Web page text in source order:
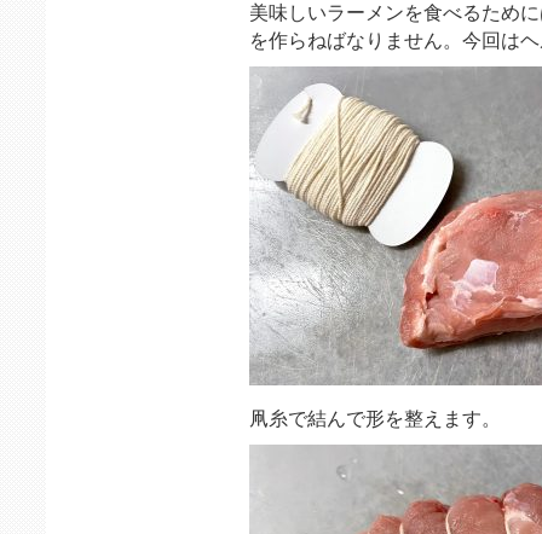
美味しいラーメンを食べるため
を作らねばなりません。今回は
凧糸で結んで形を整えます。